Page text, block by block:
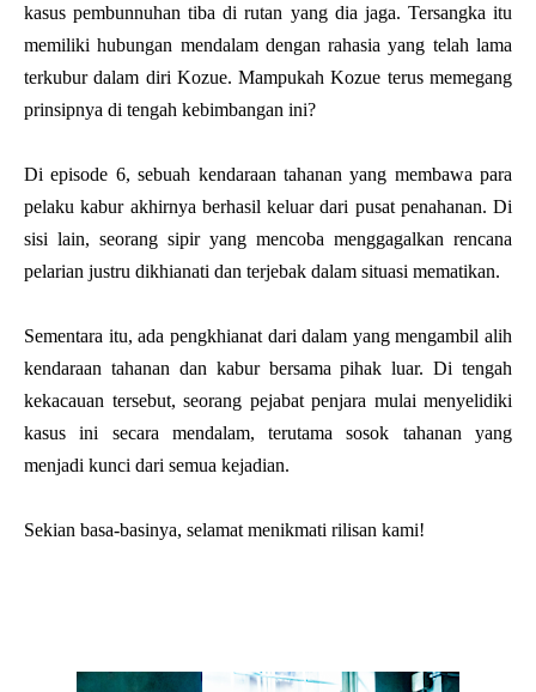
kasus pembunnuhan tiba di rutan yang dia jaga. Tersangka itu
memiliki hubungan mendalam dengan rahasia yang telah lama
terkubur dalam diri Kozue. Mampukah Kozue terus memegang
prinsipnya di tengah kebimbangan ini?
Di episode 6, sebuah kendaraan tahanan yang membawa para
pelaku kabur akhirnya berhasil keluar dari pusat penahanan. Di
sisi lain, seorang sipir yang mencoba menggagalkan rencana
pelarian justru dikhianati dan terjebak dalam situasi mematikan.
Sementara itu, ada pengkhianat dari dalam yang mengambil alih
kendaraan tahanan dan kabur bersama pihak luar. Di tengah
kekacauan tersebut, seorang pejabat penjara mulai menyelidiki
kasus ini secara mendalam, terutama sosok tahanan yang
menjadi kunci dari semua kejadian.
Sekian basa-basinya, selamat menikmati rilisan kami!